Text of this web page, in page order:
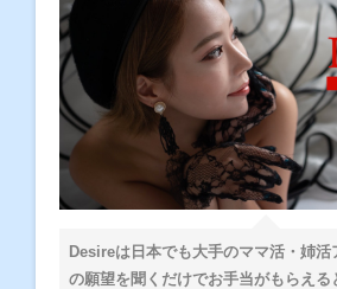
Desireは日本でも大手のママ活・姉活
の願望を聞くだけでお手当がもらえる